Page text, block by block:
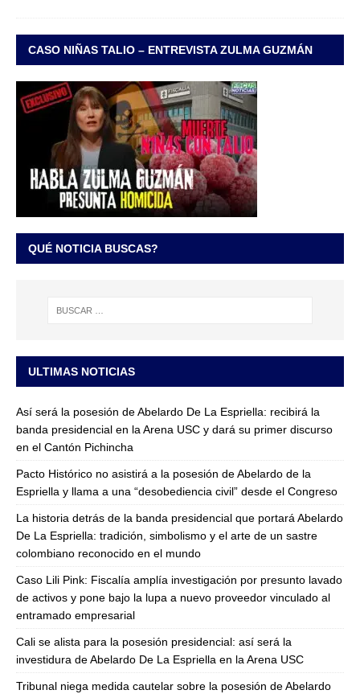
CASO NIÑAS TALIO – ENTREVISTA ZULMA GUZMÁN
QUÉ NOTICIA BUSCAS?
ULTIMAS NOTICIAS
Así será la posesión de Abelardo De La Espriella: recibirá la
banda presidencial en la Arena USC y dará su primer discurso
en el Cantón Pichincha
Pacto Histórico no asistirá a la posesión de Abelardo de la
Espriella y llama a una “desobediencia civil” desde el Congreso
La historia detrás de la banda presidencial que portará Abelardo
De La Espriella: tradición, simbolismo y el arte de un sastre
colombiano reconocido en el mundo
Caso Lili Pink: Fiscalía amplía investigación por presunto lavado
de activos y pone bajo la lupa a nuevo proveedor vinculado al
entramado empresarial
Cali se alista para la posesión presidencial: así será la
investidura de Abelardo De La Espriella en la Arena USC
Tribunal niega medida cautelar sobre la posesión de Abelardo